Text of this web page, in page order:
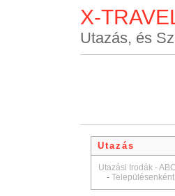
X-
Utazás, és
Utazás
Utazási Irodák - ABC
- Településenként